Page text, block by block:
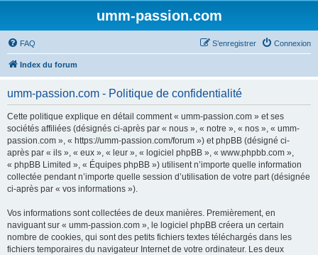
umm-passion.com
FAQ Connexion
S’enregistrer
Index du forum
umm-passion.com - Politique de confidentialité
Cette politique explique en détail comment « umm-passion.com » et ses
sociétés affiliées (désignés ci-après par « nous », « notre », « nos », « umm-
passion.com », « https://umm-passion.com/forum ») et phpBB (désigné ci-
après par « ils », « eux », « leur », « logiciel phpBB », « www.phpbb.com »,
« phpBB Limited », « Équipes phpBB ») utilisent n’importe quelle information
collectée pendant n’importe quelle session d’utilisation de votre part (désignée
ci-après par « vos informations »).
Vos informations sont collectées de deux manières. Premièrement, en
naviguant sur « umm-passion.com », le logiciel phpBB créera un certain
nombre de cookies, qui sont des petits fichiers textes téléchargés dans les
fichiers temporaires du navigateur Internet de votre ordinateur. Les deux